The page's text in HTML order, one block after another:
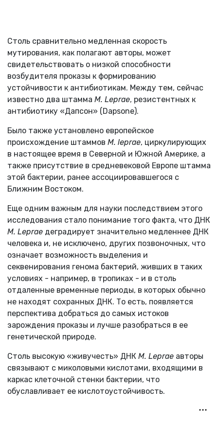
Столь сравнительно медленная скорость
мутирования, как полагают авторы, может
свидетельствовать о низкой способности
возбудителя проказы к формированию
устойчивости к антибиотикам. Между тем, сейчас
известно два штамма M. Leprae, резистентных к
антибиотику «Дапсон» (Dapsone).
Было также установлено европейское
происхождение штаммов M. leprae, циркулирующих
в настоящее время в Северной и Южной Америке, а
также присутствие в средневековой Европе штамма
этой бактерии, ранее ассоциировавшегося с
Ближним Востоком.
Еще одним важным для науки последствием этого
исследования стало понимание того факта, что ДНК
M. Leprae деградирует значительно медленнее ДНК
человека и, не исключено, других позвоночных, что
означает возможность выделения и
секвенирования генома бактерий, живших в таких
условиях - например, в тропиках - и в столь
отдаленные временные периоды, в которых обычно
не находят сохранных ДНК. То есть, появляется
перспектива добраться до самых истоков
зарождения проказы и лучше разобраться в ее
генетической природе.
Столь высокую «живучесть» ДНК M. Leprae авторы
связывают с миколовыми кислотами, входящими в
каркас клеточной стенки бактерии, что
обуславливает ее кислотоустойчивость.